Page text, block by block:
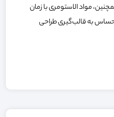
مواد الاستومری با زمان
به قالب‌گیری طراحی